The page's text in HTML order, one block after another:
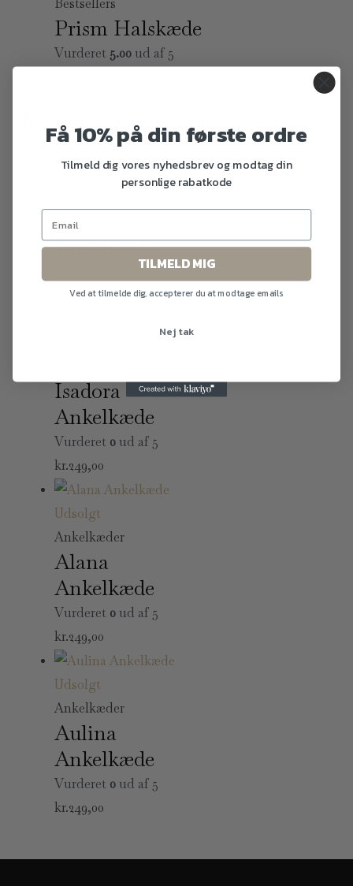
Bestsellers
Prism Halskæde
Vurderet 5.00 ud af 5
Relaterede varer
Udsolgt
Allesia
Ankelkæde
ud af 5
249,00
Isadora
Ankelkæde
Vurderet 0 ud af 5
kr.249,00
Udsolgt
Ankelkæder
Alana
Ankelkæde
Vurderet 0 ud af 5
kr.249,00
Udsolgt
Ankelkæder
Aulina
Ankelkæde
Vurderet 0 ud af 5
kr.249,00
Få 10% på din første ordre
Tilmeld dig vores nyhedsbrev og modtag din
personlige rabatkode
TILMELD MIG
Ved at tilmelde dig, accepterer du at modtage emails
Nej tak